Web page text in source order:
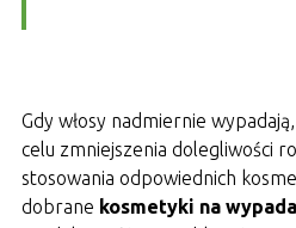
Gdy włosy nadmiernie
celu zmniejszenia dolegliwości
stosowania odpowiednich
dobrane kosmetyki na